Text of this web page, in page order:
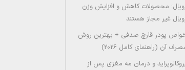
محصولات کاهش و افزایش وزن
غیر مجاز هستند
پودر قارچ صدفی + بهترین روش
آن (راهنمای کامل 2026)
و درمان مه مغزی پس از